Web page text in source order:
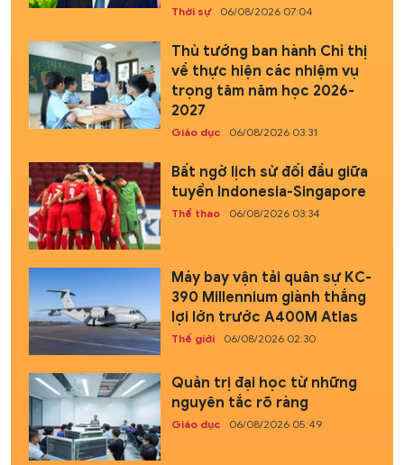
Thời sự 06/08/2026 07:04
Thủ tướng ban hành Chỉ thị
về thực hiện các nhiệm vụ
trọng tâm năm học 2026-
2027
Giáo dục 06/08/2026 03:31
Bất ngờ lịch sử đối đầu giữa
tuyển Indonesia-Singapore
Thể thao 06/08/2026 03:34
Máy bay vận tải quân sự KC-
390 Millennium giành thắng
lợi lớn trước A400M Atlas
Thế giới 06/08/2026 02:30
Quản trị đại học từ những
nguyên tắc rõ ràng
Giáo dục 06/08/2026 05:49